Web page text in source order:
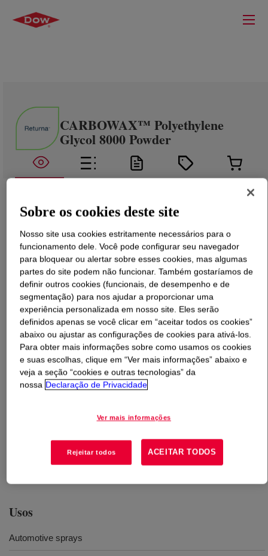
CARBOWAX™ Polyethylene
Glycol 8000 Powder
O que éCARBOWAX™ Polyethylene Glycol 8000
Powder?
Glycol polymer that provides enhanced solvency,
properties in a wide range of formulations. INCI Name:
PEG-180. Considered readily biodegradable based on
Usos
Automotive sprays
Sobre os cookies deste site
Nosso site usa cookies estritamente necessários para o
funcionamento dele. Você pode configurar seu navegador
para bloquear ou alertar sobre esses cookies, mas algumas
partes do site podem não funcionar. Também gostaríamos de
definir outros cookies (funcionais, de desempenho e de
segmentação) para nos ajudar a proporcionar uma
experiência personalizada em nosso site. Eles serão
definidos apenas se você clicar em “aceitar todos os cookies”
abaixo ou ajustar as configurações de cookies para ativá-los.
Para obter mais informações sobre como usamos os cookies
e suas escolhas, clique em “Ver mais informações” abaixo e
veja a seção “cookies e outras tecnologias” da
nossa Declaração de Privacidade
Ver mais informações
Rejeitar todos ACEITAR TODOS